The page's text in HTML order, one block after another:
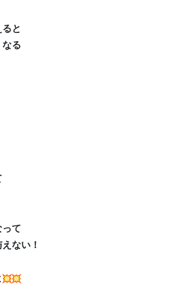
と
る
って
ない！